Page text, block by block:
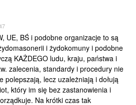
UE, BŚ i podobne organizacje to są
i żydokomuny i podobne
KAŻDEGO ludu, kraju, państwa i
zalecenia, standardy i procedury nie
polepszają, lecz uzależniają i dołują
który im się bez zastanowienia i
Na krótki czas tak